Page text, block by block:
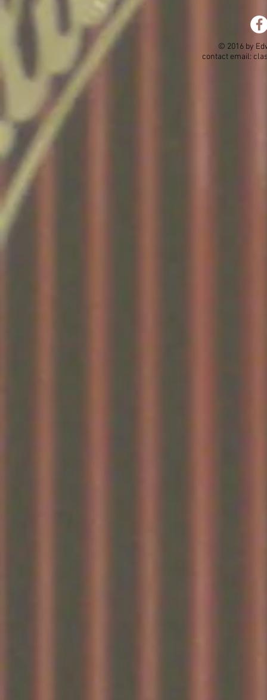
© 2016 by
contact email: